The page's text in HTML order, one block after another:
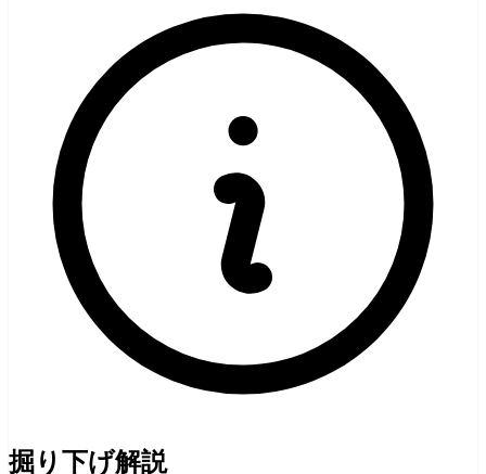
掘り下げ解説